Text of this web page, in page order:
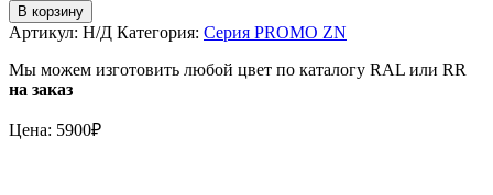
Ограждение
PROMO
ZN
37*18
(овал)
H-
1200/3,0м
В корзину
Артикул: Н/Д Категория: Серия PROMO ZN
Мы можем изготовить любой цвет по каталогу RAL или RR
на заказ
Цена: 5900₽